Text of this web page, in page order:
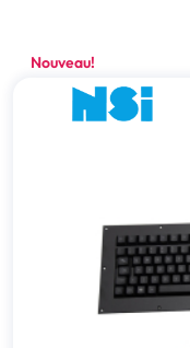
Nouveau!